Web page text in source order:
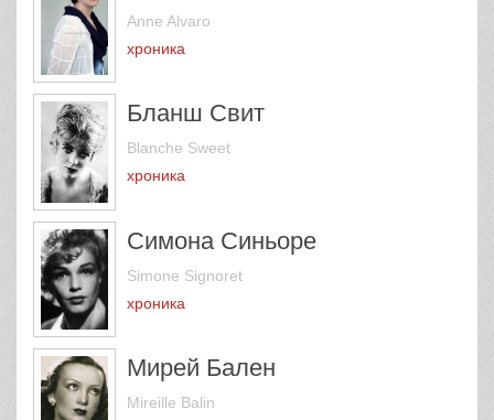
Anne Alvaro
хроника
Бланш Свит
Blanche Sweet
хроника
Симона Синьоре
Simone Signoret
хроника
Мирей Бален
Mireille Balin